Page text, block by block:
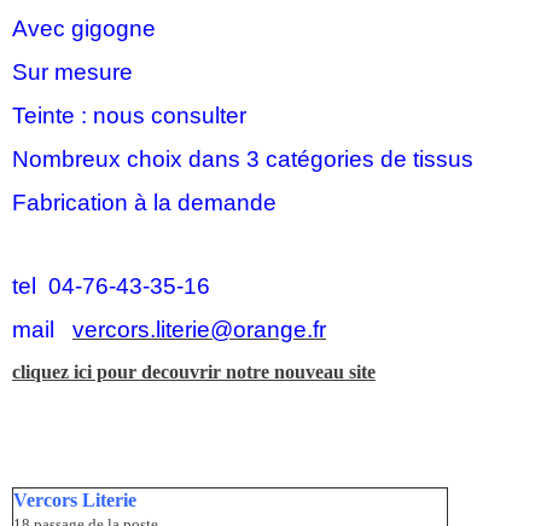
Avec gigogne
Sur mesure
Teinte : nous consulter
Nombreux choix dans 3 catégories de tissus
Fabrication à la demande
tel 04-76-43-35-16
mail vercors.literie@orange.fr
cliquez ici pour decouvrir notre nouveau site
Vercors Literie